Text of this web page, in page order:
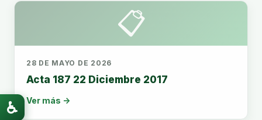
📋
28 DE MAYO DE 2026
Acta 187 22 Diciembre 2017
Ver más →
♿